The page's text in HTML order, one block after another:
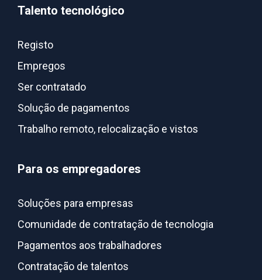
Talento tecnológico
Registo
Empregos
Ser contratado
Solução de pagamentos
Trabalho remoto, relocalização e vistos
Para os empregadores
Soluções para empresas
Comunidade de contratação de tecnologia
Pagamentos aos trabalhadores
Contratação de talentos